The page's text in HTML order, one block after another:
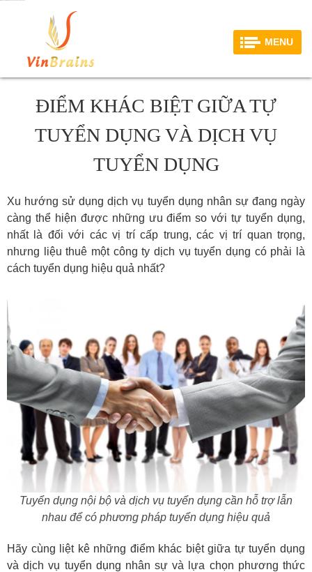
MENU
ĐIỂM KHÁC BIỆT GIỮA TỰ
TUYỂN DỤNG VÀ DỊCH VỤ
TUYỂN DỤNG
Xu hướng sử dụng dịch vụ tuyển dụng nhân sự đang ngày
càng thể hiện được những ưu điểm so với tự tuyển dụng,
nhất là đối với các vị trí cấp trung, các vị trí quan trọng,
nhưng liệu thuê một công ty dịch vụ tuyển dụng có phải là
cách tuyển dụng hiệu quả nhất?
Tuyển dụng nội bộ và dịch vụ tuyển dụng cần hỗ trợ lẫn
nhau để có phương pháp tuyển dụng hiệu quả
Hãy cùng liệt kê những điểm khác biệt giữa tự tuyển dụng
và dịch vụ tuyển dụng nhân sự và lựa chọn phương thức